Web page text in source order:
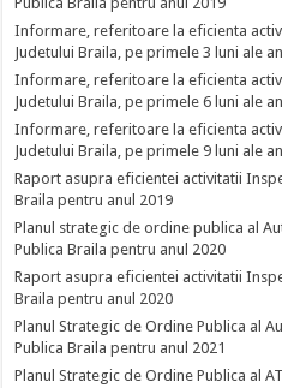
Informare, referitoare la eficienta
Judetului Braila, pe primele 3 luni ale
Informare, referitoare la eficienta
Judetului Braila, pe primele 6 luni ale
Informare, referitoare la eficienta
Judetului Braila, pe primele 9 luni ale
Raport asupra eficientei activitatii
Braila pentru anul 2019
Planul strategic de ordine publica al
Publica Braila pentru anul 2020
Raport asupra eficientei activitatii
Braila pentru anul 2020
Planul Strategic de Ordine Publica al
Publica Braila pentru anul 2021
Planul Strategic de Ordine Publica al